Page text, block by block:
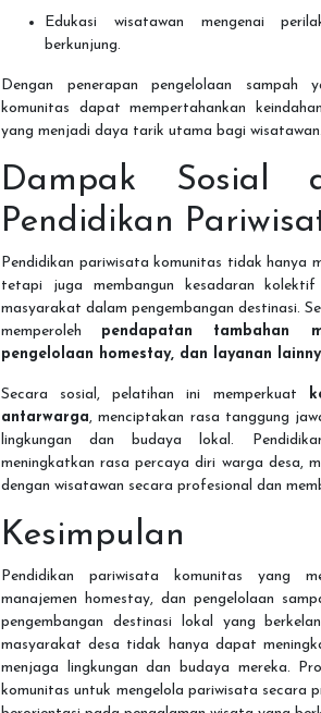
Edukasi wisatawan mengenai
berkunjung.
Dengan penerapan pengelolaan sampah
komunitas dapat mempertahankan
yang menjadi daya tarik utama bagi wisatawan.
Dampak Sosial
Pendidikan
Pendidikan pariwisata komunitas tidak hanya
tetapi juga membangun kesadaran
masyarakat dalam pengembangan destinasi.
memperoleh pendapatan tambahan
pengelolaan homestay, dan layanan
Secara sosial, pelatihan ini memperkuat
antarwarga, menciptakan rasa tanggung
lingkungan dan budaya lokal.
meningkatkan rasa percaya diri warga desa,
dengan wisatawan secara profesional dan
Kesimpulan
Pendidikan pariwisata komunitas yang
manajemen homestay, dan pengelolaan
pengembangan destinasi lokal yang
masyarakat desa tidak hanya dapat
menjaga lingkungan dan budaya mereka.
komunitas untuk mengelola pariwisata secara